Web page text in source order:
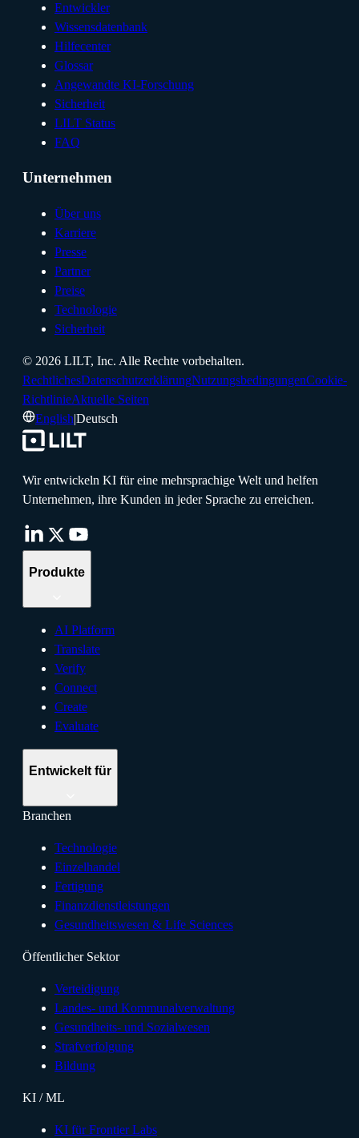
Entwickler
Wissensdatenbank
Hilfecenter
Glossar
Angewandte KI-Forschung
Sicherheit
LILT Status
FAQ
Unternehmen
Über uns
Karriere
Presse
Partner
Preise
Technologie
Sicherheit
© 2026 LILT, Inc. Alle Rechte vorbehalten.
RechtlichesDatenschutzerklärungNutzungsbedingungenCookie-
RichtlinieAktuelle Seiten
English|Deutsch
Wir entwickeln KI für eine mehrsprachige Welt und helfen
Unternehmen, ihre Kunden in jeder Sprache zu erreichen.
Produkte
AI Platform
Translate
Verify
Connect
Create
Evaluate
Entwickelt für
Branchen
Technologie
Einzelhandel
Fertigung
Finanzdienstleistungen
Gesundheitswesen & Life Sciences
Öffentlicher Sektor
Verteidigung
Landes- und Kommunalverwaltung
Gesundheits- und Sozialwesen
Strafverfolgung
Bildung
KI / ML
KI für Frontier Labs